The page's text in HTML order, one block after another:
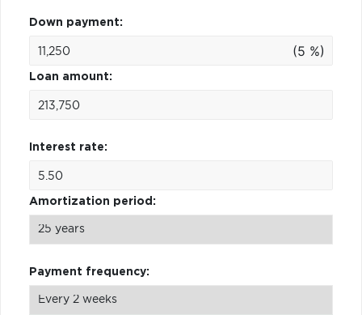
Down payment:
(5 %)
Loan amount:
Interest rate:
Amortization period:
Payment frequency: